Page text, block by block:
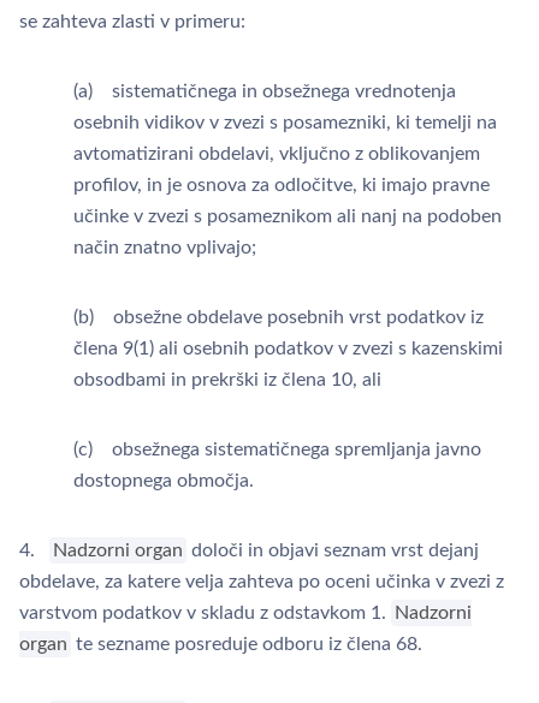
se zahteva zlasti v primeru:
(a) sistematičnega in obsežnega vrednotenja
osebnih vidikov v zvezi s posamezniki, ki temelji na
avtomatizirani obdelavi, vključno z oblikovanjem
profilov, in je osnova za odločitve, ki imajo pravne
učinke v zvezi s posameznikom ali nanj na podoben
način znatno vplivajo;
(b) obsežne obdelave posebnih vrst podatkov iz
člena 9(1) ali osebnih podatkov v zvezi s kazenskimi
obsodbami in prekrški iz člena 10, ali
(c) obsežnega sistematičnega spremljanja javno
dostopnega območja.
4. Nadzorni organ določi in objavi seznam vrst dejanj
obdelave, za katere velja zahteva po oceni učinka v zvezi z
varstvom podatkov v skladu z odstavkom 1.
Nadzorni
organ te sezname posreduje odboru iz člena 68.